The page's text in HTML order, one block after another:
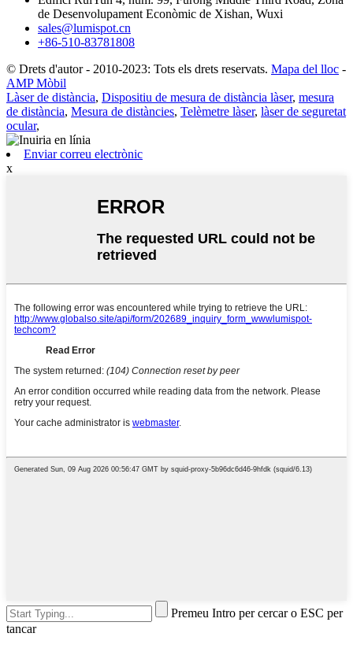
de Desenvolupament Econòmic de Xishan, Wuxi
sales@lumispot.cn
+86-510-83781808
© Drets d'autor - 2010-2023: Tots els drets reservats. Mapa del lloc -
AMP Mòbil
Làser de distància, Dispositiu de mesura de distància làser, mesura
de distància, Mesura de distàncies, Telèmetre làser, làser de seguretat
ocular,
Enviar correu electrònic
x
Premeu Intro per cercar o ESC per
tancar